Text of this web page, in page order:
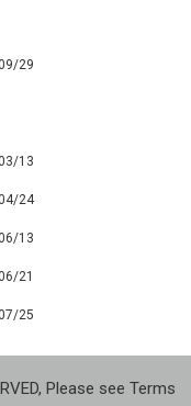
29
13
24
13
21
25
Please see Terms